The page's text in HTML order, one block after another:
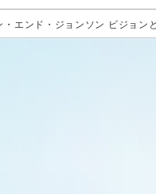
・エンド・ジョンソン ビジョン